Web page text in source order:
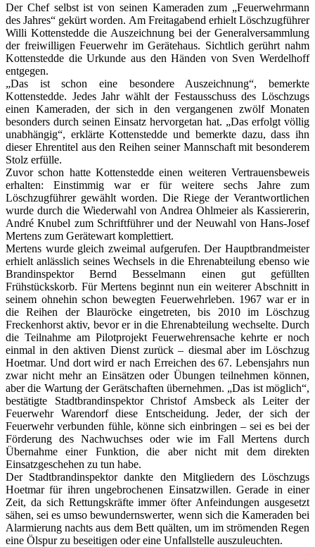
Der Chef selbst ist von seinen Kameraden zum „Feuerwehrmann
des Jahres“ gekürt worden. Am Freitagabend erhielt Löschzugführer
Willi Kottenstedde die Auszeichnung bei der Generalversammlung
der freiwilligen Feuerwehr im Gerätehaus. Sichtlich gerührt nahm
Kottenstedde die Urkunde aus den Händen von Sven Werdelhoff
entgegen.
„Das ist schon eine besondere Auszeichnung“, bemerkte
Kottenstedde. Jedes Jahr wählt der Festausschuss des Löschzugs
einen Kameraden, der sich in den vergangenen zwölf Monaten
besonders durch seinen Einsatz hervorgetan hat. „Das erfolgt völlig
unabhängig“, erklärte Kottenstedde und bemerkte dazu, dass ihn
dieser Ehrentitel aus den Reihen seiner Mannschaft mit besonderem
Stolz erfülle.
Zuvor schon hatte Kottenstedde einen weiteren Vertrauensbeweis
erhalten: Einstimmig war er für weitere sechs Jahre zum
Löschzugführer gewählt worden. Die Riege der Verantwortlichen
wurde durch die Wiederwahl von Andrea Ohlmeier als Kassiererin,
André Knubel zum Schriftführer und der Neuwahl von Hans-Josef
Mertens zum Gerätewart komplettiert.
Mertens wurde gleich zweimal aufgerufen. Der Hauptbrandmeister
erhielt anlässlich seines Wechsels in die Ehrenabteilung ebenso wie
Brandinspektor Bernd Besselmann einen gut gefüllten
Frühstückskorb. Für Mertens beginnt nun ein weiterer Abschnitt in
seinem ohnehin schon bewegten Feuerwehrleben. 1967 war er in
die Reihen der Blauröcke eingetreten, bis 2010 im Löschzug
Freckenhorst aktiv, bevor er in die Ehrenabteilung wechselte. Durch
die Teilnahme am Pilotprojekt Feuerwehrensache kehrte er noch
einmal in den aktiven Dienst zurück – diesmal aber im Löschzug
Hoetmar. Und dort wird er nach Erreichen des 67. Lebensjahrs nun
zwar nicht mehr an Einsätzen oder Übungen teilnehmen können,
aber die Wartung der Gerätschaften übernehmen. „Das ist möglich“,
bestätigte Stadtbrandinspektor Christof Amsbeck als Leiter der
Feuerwehr Warendorf diese Entscheidung. Jeder, der sich der
Feuerwehr verbunden fühle, könne sich einbringen – sei es bei der
Förderung des Nachwuchses oder wie im Fall Mertens durch
Übernahme einer Funktion, die aber nicht mit dem direkten
Einsatzgeschehen zu tun habe.
Der Stadtbrandinspektor dankte den Mitgliedern des Löschzugs
Hoetmar für ihren ungebrochenen Einsatzwillen. Gerade in einer
Zeit, da sich Rettungskräfte immer öfter Anfeindungen ausgesetzt
sähen, sei es umso bewundernswerter, wenn sich die Kameraden bei
Alarmierung nachts aus dem Bett quälten, um im strömenden Regen
eine Ölspur zu beseitigen oder eine Unfallstelle auszuleuchten.